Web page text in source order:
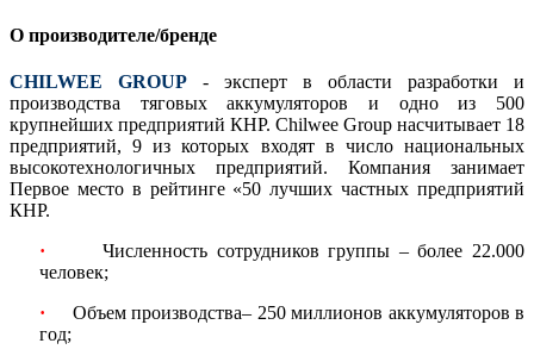
О производителе/бренде
CHILWEE GROUP - эксперт в области разработки и
производства тяговых аккумуляторов и одно из 500
крупнейших предприятий КНР. Chilwee Group насчитывает 18
предприятий, 9 из которых входят в число национальных
высокотехнологичных предприятий. Компания занимает
Первое место в рейтинге «50 лучших частных предприятий
КНР.
·
Численность сотрудников группы – более 22.000
человек;
·
Объем производства– 250 миллионов аккумуляторов в
год;